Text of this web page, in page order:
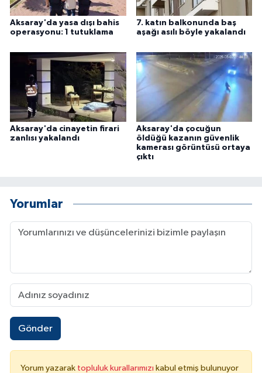
Aksaray'da yasa dışı bahis
operasyonu: 1 tutuklama
7. katın balkonunda baş
aşağı asılı böyle yakalandı
Aksaray'da cinayetin firari
zanlısı yakalandı
Aksaray'da çocuğun
öldüğü kazanın güvenlik
kamerası görüntüsü ortaya
çıktı
Yorumlar
Gönder
Yorum yazarak topluluk kurallarımızı kabul etmiş bulunuyor